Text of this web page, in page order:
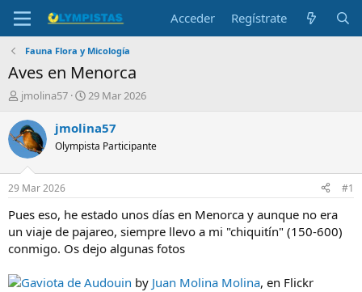
Acceder Regístrate
Fauna Flora y Micología
Aves en Menorca
I
i
c
i
a
d
o
r
e
l
e
jmolina57
F
c
a
i
n
i
c
i
29 Mar 2026
jmolina57
Olympista Participante
29 Mar 2026 #1
Pues eso, he estado unos días en Menorca y aunque no era
un viaje de pajareo, siempre llevo a mi "chiquitín" (150-600)
conmigo. Os dejo algunas fotos
Gaviota de Audouin by Juan Molina Molina, en Flickr